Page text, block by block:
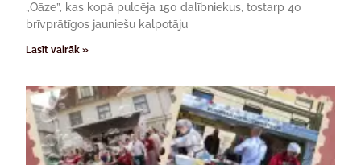
„Oāze”, kas kopā pulcēja 150 dalībniekus, tostarp 40
brīvprātīgos jauniešu kalpotāju
Lasīt vairāk »